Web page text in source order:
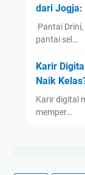
dari Jogja:
Pantai
pantai sel…
Karir
Naik
Karir digital
memper…